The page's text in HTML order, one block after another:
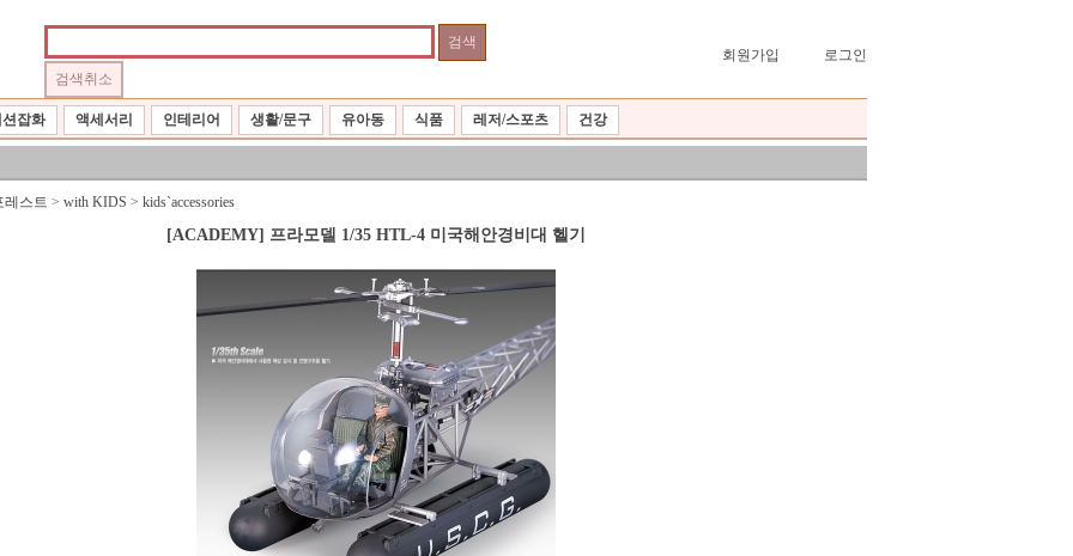
회원가입 로그인
잡화 액세서리 인테리어 생활/문구 유아동 식품 레저/스포츠 건강
레스트 > with KIDS > kids`accessories
[ACADEMY] 프라모델 1/35 HTL-4 미국해안경비대 헬기